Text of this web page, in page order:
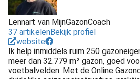
Lennart van MijnGazonCoach
37 artikelenBekijk profiel
website
Ik help inmiddels ruim 250
meer dan 32.779 m² gazon, goed
voetbalvelden. Met de Online